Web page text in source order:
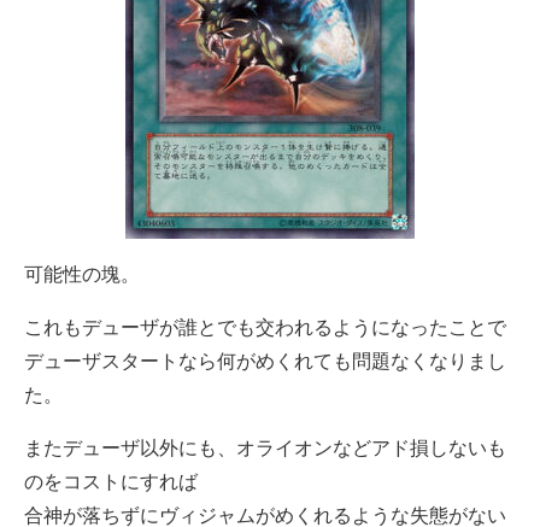
可能性の塊。
これもデューザが誰とでも交われるようになったことで
デューザスタートなら何がめくれても問題なくなりまし
た。
またデューザ以外にも、オライオンなどアド損しないも
のをコストにすれば
合神が落ちずにヴィジャムがめくれるような失態がない